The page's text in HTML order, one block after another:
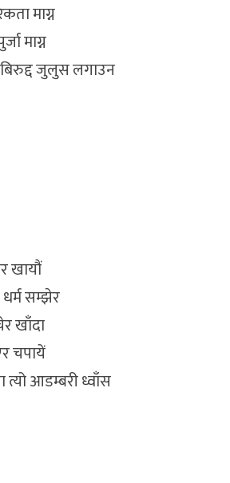
माग्न
माग्न
जुलुस लगाउन
खायौं
सम्झेर
खाँदा
चपायें
आडम्बरी ध्वाँस